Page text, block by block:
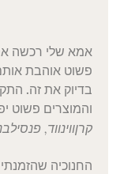
אמא שלי רכשה
פשוט אוהבת
בדיוק את זה.
והמוצרים פשוט
קרןווינווד,
החנוכיה